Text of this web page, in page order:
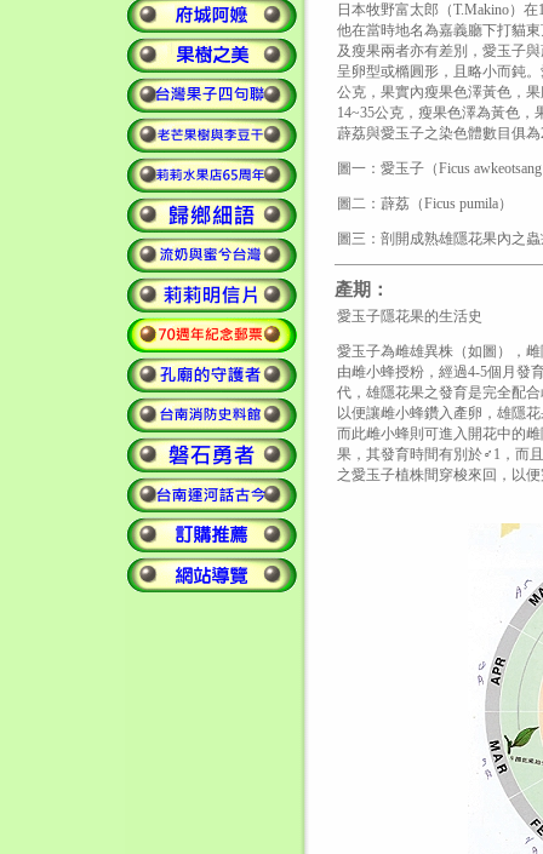
日本牧野富太郎（T.Makino）
他在當時地名為嘉義廳下打貓
及瘦果兩者亦有差別，愛玉子
呈卵型或橢圓形，且略小而鈍
公克，果實內瘦果色澤黃色，
14~35公克，瘦果色澤為黃色
薜荔與愛玉子之染色體數目俱為
圖一：愛玉子（Ficus
圖二：薜荔（Ficus pumila）
圖三：剖開成熟雄隱花果內之
產期：
愛玉子隱花果的生活史
愛玉子為雌雄異株（如圖），
由雌小蜂授粉，經過4-5個月發
代，雄隱花果之發育是完全配
以便讓雌小蜂鑽入產卵，雄隱
而此雌小蜂則可進入開花中的
果，其發育時間有別於♂1，而
之愛玉子植株間穿梭來回，以